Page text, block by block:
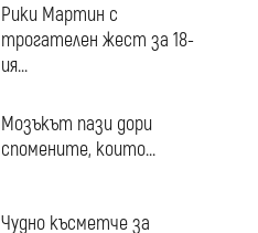
Рики Мартин с
трогателен жест за 18-
ия...
Мозъкът пази дори
спомените, които...
Чудно късметче за